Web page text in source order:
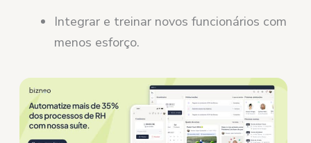
Integrar e treinar novos funcionários com
menos esforço.